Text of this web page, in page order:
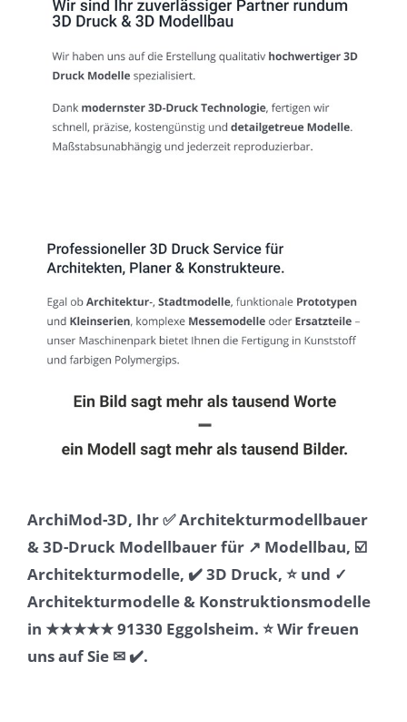
ArchiMod-3D, Ihr ✅ Architekturmodellbauer
& 3D-Druck Modellbauer für ↗️ Modellbau, ☑️
Architekturmodelle, ✔️ 3D Druck, ⭐ und ✓
Architekturmodelle & Konstruktionsmodelle
in ★★★★★ 91330 Eggolsheim. ⭐ Wir freuen
uns auf Sie ✉ ✔️.